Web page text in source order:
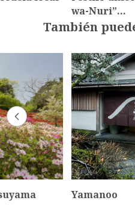
wa-Nuri”…
También
Yamanoo